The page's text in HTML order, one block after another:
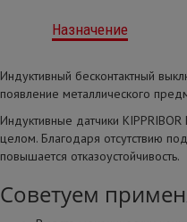
Назначение
Индуктивный бесконтактный
появление металлического
Индуктивные датчики
целом. Благодаря отсутствию
повышается отказоустойчивость.
Советуем